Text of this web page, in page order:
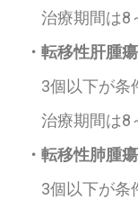
治療期間は8～
・転移性肝腫瘍
3個以下が条件
治療期間は8～
・転移性肺腫瘍
3個以下が条件